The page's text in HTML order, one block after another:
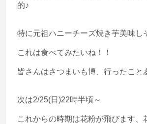
的♪
特に元祖ハニーチーズ焼き芋美味し
これは食べてみたいね！！
皆さんはさつまいも博、行ったこと
次は2/25(日)22時半頃～
これからの時期は花粉が飛びます、